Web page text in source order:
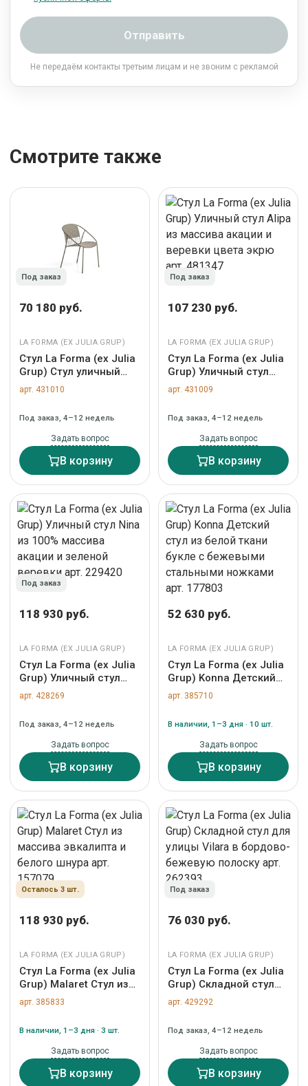
Отправить
Не передаём контакты третьим лицам и не звоним с рекламой
Смотрите также
Под заказ
70 180 руб.
LA FORMA (ЕХ JULIA GRUP)
Стул La Forma (ех Julia
Grup) Стул уличный
Atrani из стали и
веревки цвета таупе
арт. 431010
Под заказ, 4–12 недель
Задать вопрос
В корзину
Под заказ
107 230 руб.
LA FORMA (ЕХ JULIA GRUP)
Стул La Forma (ех Julia
Grup) Уличный стул
Alipa из массива
акации и веревки
арт. 431009
Под заказ, 4–12 недель
Задать вопрос
В корзину
Под заказ
118 930 руб.
LA FORMA (ЕХ JULIA GRUP)
Стул La Forma (ех Julia
Grup) Уличный стул
Nina из 100% массива
акации и зеленой
арт. 428269
Под заказ, 4–12 недель
Задать вопрос
В корзину
52 630 руб.
LA FORMA (ЕХ JULIA GRUP)
Стул La Forma (ех Julia
Grup) Konna Детский
стул из белой ткани
букле с бежевыми
арт. 177803
арт. 385710
В наличии, 1–3 дня · 10 шт.
Задать вопрос
В корзину
Осталось 3 шт.
118 930 руб.
LA FORMA (ЕХ JULIA GRUP)
Стул La Forma (ех Julia
Grup) Malaret Стул из
массива эвкалипта и
белого шнура арт.
арт. 385833
В наличии, 1–3 дня · 3 шт.
Задать вопрос
В корзину
Под заказ
76 030 руб.
LA FORMA (ЕХ JULIA GRUP)
Стул La Forma (ех Julia
Grup) Складной стул
для улицы Vilara в
бордово-бежевую
арт. 429292
Под заказ, 4–12 недель
Задать вопрос
В корзину